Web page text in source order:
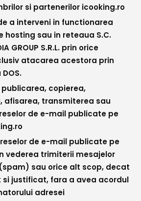
si partenerilor icooking.ro
a interveni in functionarea
hosting sau in reteaua S.C.
GROUP S.R.L. prin orice
atacarea acestora prin
copierea,
afisarea, transmiterea sau
de e-mail publicate pe
de e-mail publicate pe
vederea trimiterii mesajelor
sau orice alt scop, decat
si justificat, fara a avea acordul
adresei